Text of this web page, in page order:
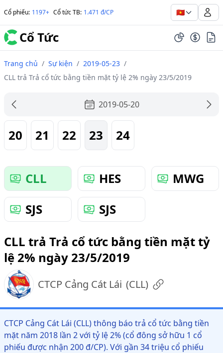
Cổ phiếu: 1197+ Cổ tức TB: 1.471 đ/CP 🇻🇳
Cổ Tức
Trang chủ / Sự kiện / 2019-05-23 /
CLL trả Trả cổ tức bằng tiền mặt tỷ lệ 2% ngày 23/5/2019
2019-05-20
20 21 22 23 24
CLL HES
MWG
SJS
SJS
CLL trả Trả cổ tức bằng tiền mặt tỷ
lệ 2% ngày 23/5/2019
CTCP Cảng Cát Lái (CLL)
CTCP Cảng Cát Lái (CLL) thông báo trả cổ tức bằng tiền
mặt năm 2018 lần 2 với tỷ lệ 2% (cổ đông sở hữu 1 cổ
phiếu được nhận 200 đ/CP). Với gần 34 triệu cổ phiếu